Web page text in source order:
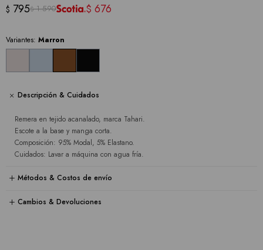
$ 795$ 1.590 $ 676
Variantes: Marron
Descripción & Cuidados
Remera en tejido acanalado, marca Tahari.
Escote a la base y manga corta.
Composición: 95% Modal, 5% Elastano.
Cuidados: Lavar a máquina con agua fría.
Métodos & Costos de envío
Cambios & Devoluciones